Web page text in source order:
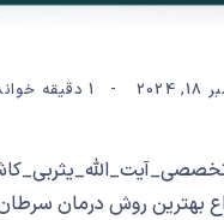
1 دقیقه خواندن
بهترین روش درمان